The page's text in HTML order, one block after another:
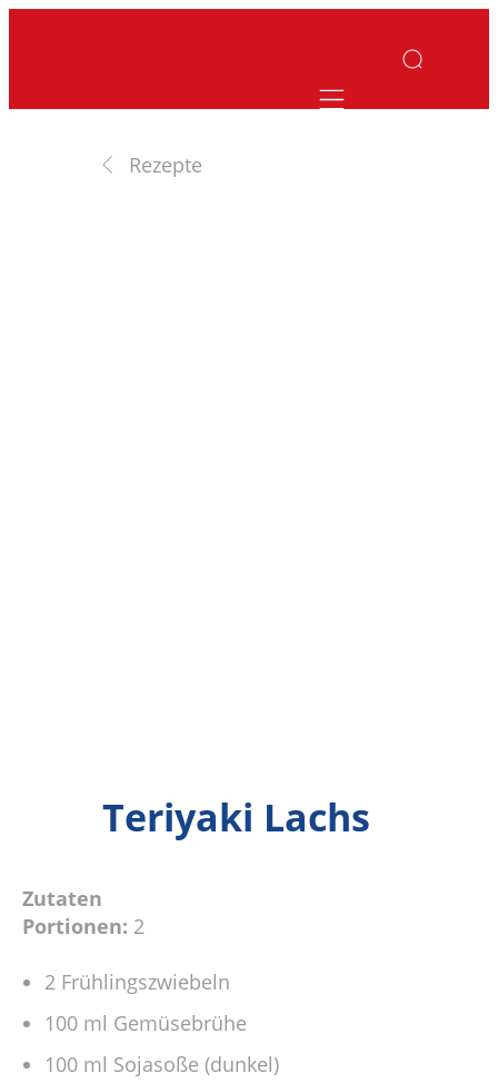
Mobile
Rezepte
Teriyaki Lachs
Zutaten
Portionen: 2
2 Frühlingszwiebeln
100 ml Gemüsebrühe
100 ml Sojasoße (dunkel)